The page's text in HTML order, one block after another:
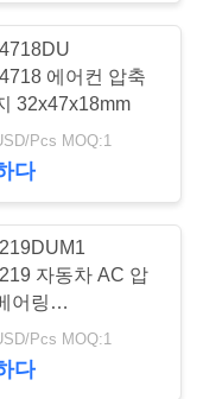
베어
베어
20
에어컨 압축
32x47x18mm
Pcs MOQ:1
다
자동차 AC 압
어링
Pcs MOQ:1
다